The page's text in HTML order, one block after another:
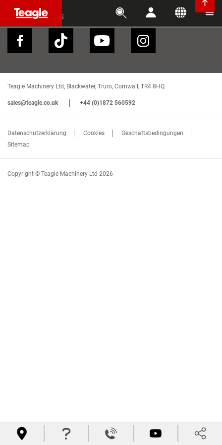
   
   

FOLGEN SIE UNS
Teagle Machinery Ltd, Blackwater, Truro, Cornwall, TR4 8HQ
sales@teagle.co.uk +44 (0)1872 560592
Datenschutzerklärung Cookies
Geschäftsbedingungen
Sitemap
Copyright © Teagle Machinery Ltd 2026